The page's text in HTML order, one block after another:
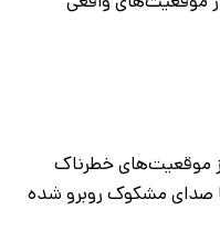
از موقعیت‌های خطرناک
صدای مشکوک روبرو شده